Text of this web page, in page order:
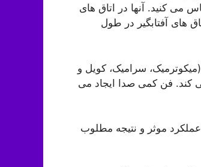
می کنید. آنها در اتاق های
های آفتابگیر در طول
سرامیک، کویل و
کند. فن کمی صدا ایجاد می
موثر و نتیجه مطلوب